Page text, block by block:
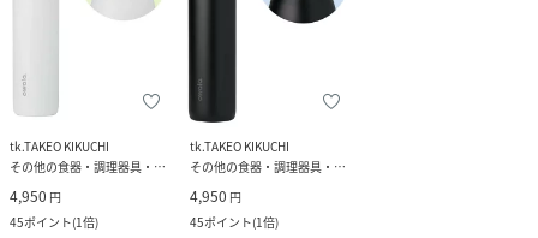
tk.TAKEO KIKUCHI
その他の食器・調理器具・キッチン用品
4,950 円
45ポイント(1倍)
tk.TAKEO KIKUCHI
その他の食器・調理器具・キッチン用品
4,950 円
45ポイント(1倍)